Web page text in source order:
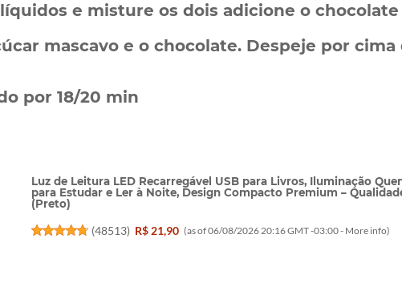
e misture os dois adicione o
mascavo e o chocolate. Despeje por cima
por 18/20 min
Luz de Leitura LED Recarregável USB para Livros, Iluminação
para Estudar e Ler à Noite, Design Compacto Premium –
(Preto)
(48513) R$ 21,90 (as of 06/08/2026 20:16 GMT -03:00 - More info)